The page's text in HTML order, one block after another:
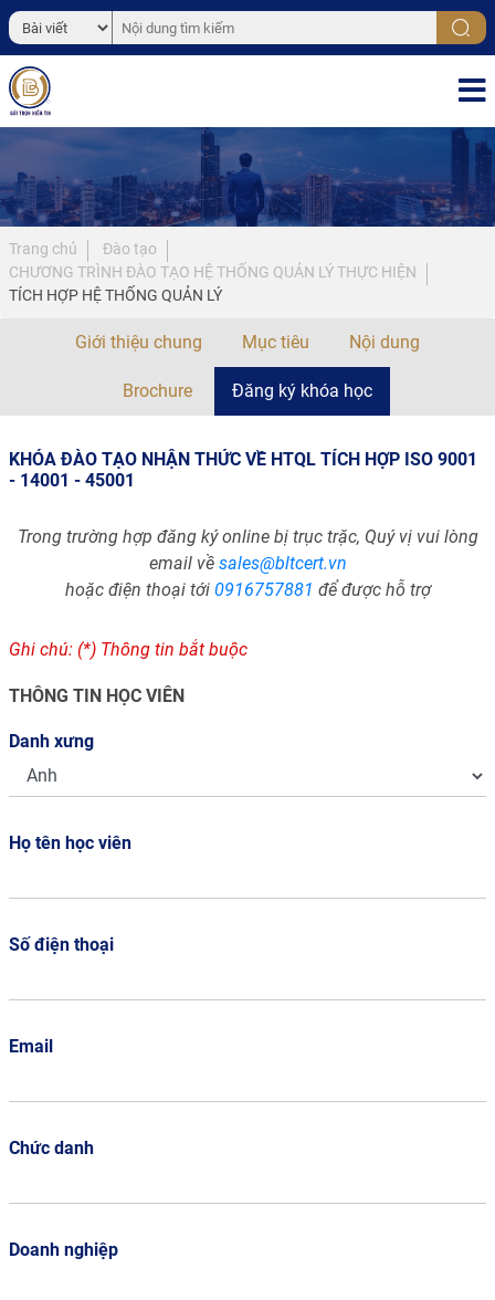
Trang chủ
Đào tạo
CHƯƠNG TRÌNH ĐÀO TẠO HỆ THỐNG QUẢN LÝ THỰC HIỆN
TÍCH HỢP HỆ THỐNG QUẢN LÝ
Giới thiệu chung Mục tiêu Nội dung
Brochure Đăng ký khóa học
KHÓA ĐÀO TẠO NHẬN THỨC VỀ HTQL TÍCH HỢP ISO 9001
- 14001 - 45001
Trong trường hợp đăng ký online bị trục trặc, Quý vị vui lòng
email về sales@bltcert.vn
hoặc điện thoại tới 0916757881 để được hỗ trợ
Ghi chú: (*) Thông tin bắt buộc
THÔNG TIN HỌC VIÊN
Danh xưng
Họ tên học viên
Số điện thoại
Email
Chức danh
Doanh nghiệp